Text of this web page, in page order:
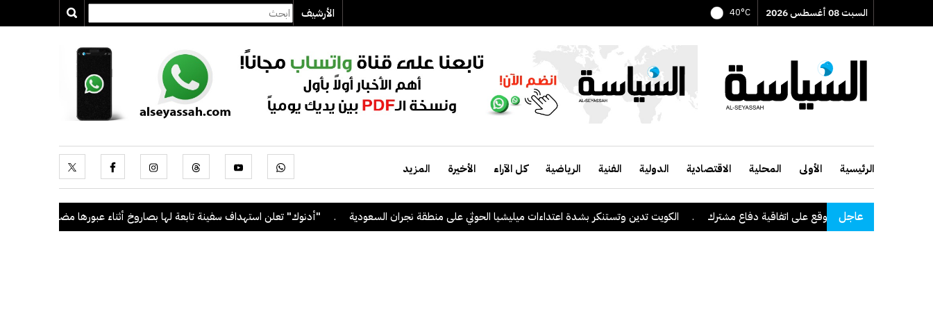
السبت 08 أغسطس 2026 40°C الأرشيف
الرئيسية الأولى المحلية الاقتصادية الدولية الفنية الرياضية كل الآراء الأخيرة المزيد
عاجل
وباكستان وتركيا توقع على اتفاقية دفاع مشترك . الكويت تدين وتستنكر بشدة اعتداءات ميليشيا الحوثي على منطقة نجران السعودية . "أدنوك" تعلن استهداف سفينة تابعة لها بصاروخ أثناء عبورها مضيق هرمز